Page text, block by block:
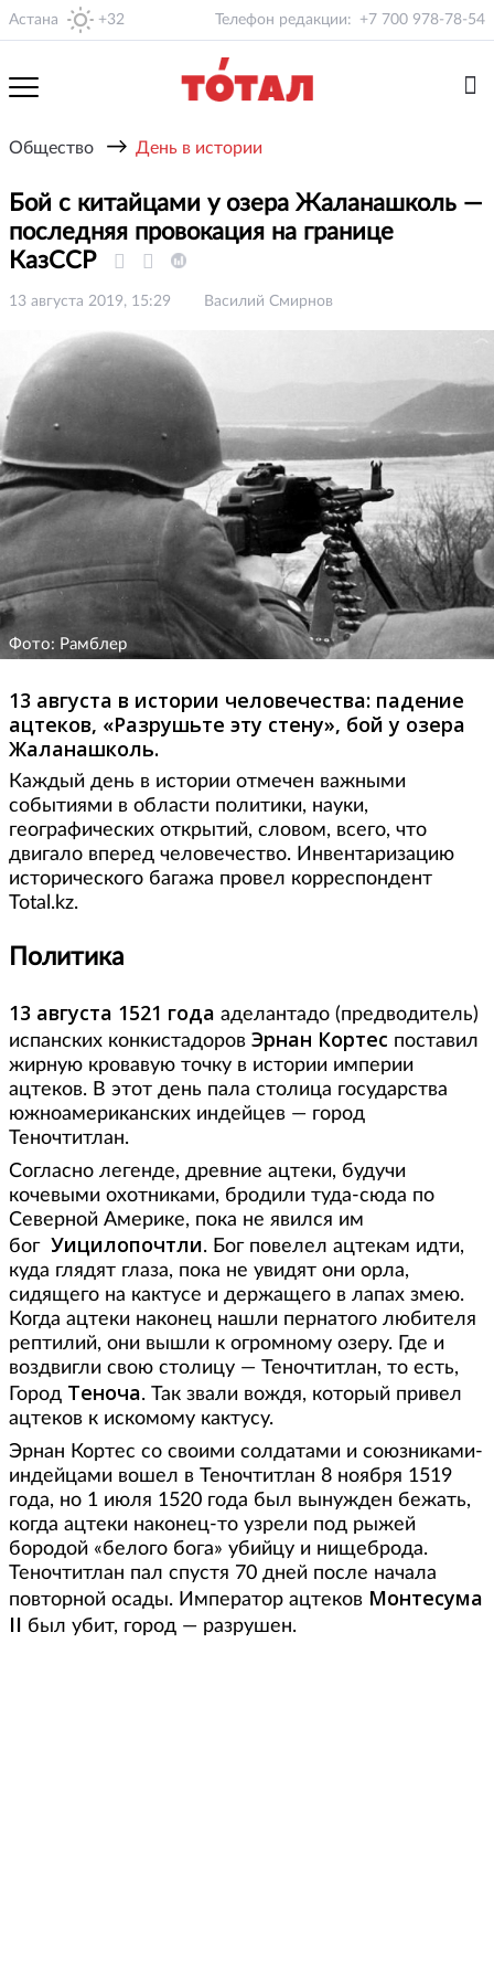
Астана +32 Телефон редакции: +7 700 978-78-54
Общество → День в истории
Бой с китайцами у озера Жаланашколь —
последняя провокация на границе
КазССР
13 августа 2019, 15:29 Василий Смирнов
Фото: Рамблер
13 августа в истории человечества: падение
ацтеков, «Разрушьте эту стену», бой у озера
Жаланашколь.
Каждый день в истории отмечен важными
событиями в области политики, науки,
географических открытий, словом, всего, что
двигало вперед человечество. Инвентаризацию
исторического багажа провел корреспондент
Total.kz.
Политика
13 августа 1521 года аделантадо (предводитель)
испанских конкистадоров Эрнан Кортес поставил
жирную кровавую точку в истории империи
ацтеков. В этот день пала столица государства
южноамериканских индейцев — город
Теночтитлан.
Согласно легенде, древние ацтеки, будучи
кочевыми охотниками, бродили туда-сюда по
Северной Америке, пока не явился им
бог Уицилопочтли. Бог повелел ацтекам идти,
куда глядят глаза, пока не увидят они орла,
сидящего на кактусе и держащего в лапах змею.
Когда ацтеки наконец нашли пернатого любителя
рептилий, они вышли к огромному озеру. Где и
воздвигли свою столицу — Теночтитлан, то есть,
Город Теноча. Так звали вождя, который привел
ацтеков к искомому кактусу.
Эрнан Кортес со своими солдатами и союзниками-
индейцами вошел в Теночтитлан 8 ноября 1519
года, но 1 июля 1520 года был вынужден бежать,
когда ацтеки наконец-то узрели под рыжей
бородой «белого бога» убийцу и нищеброда.
Теночтитлан пал спустя 70 дней после начала
повторной осады. Император ацтеков Монтесума
II был убит, город — разрушен.